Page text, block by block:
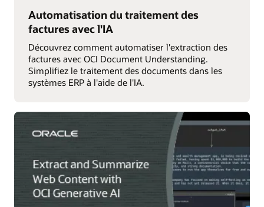
Automatisation du traitement des
factures avec l'IA
Découvrez comment automatiser l'extraction des
factures avec OCI Document Understanding.
Simplifiez le traitement des documents dans les
systèmes ERP à l'aide de l'IA.